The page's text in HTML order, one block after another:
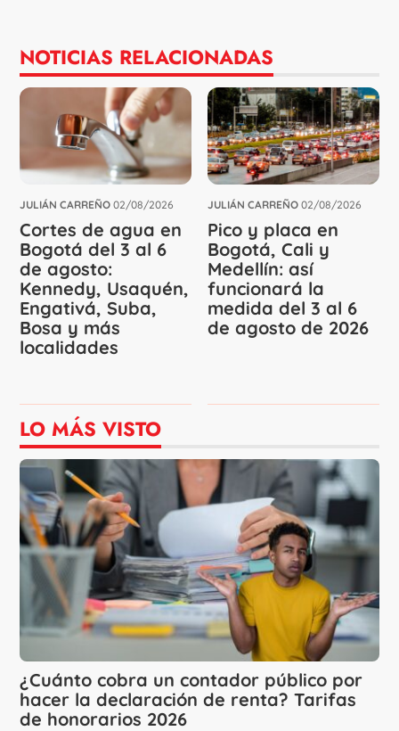
NOTICIAS RELACIONADAS
JULIÁN CARREÑO 02/08/2026
Cortes de agua en
Bogotá del 3 al 6
de agosto:
Kennedy, Usaquén,
Engativá, Suba,
Bosa y más
localidades
JULIÁN CARREÑO 02/08/2026
Pico y placa en
Bogotá, Cali y
Medellín: así
funcionará la
medida del 3 al 6
de agosto de 2026
LO MÁS VISTO
¿Cuánto cobra un contador público por
hacer la declaración de renta? Tarifas
de honorarios 2026